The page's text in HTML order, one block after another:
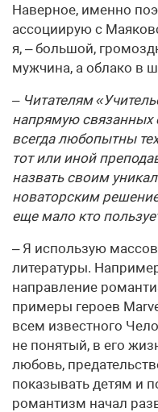
Наверное, именно
ассоциирую с
я, – большой,
мужчина, а облако в
– Читателям
напрямую связанных
всегда любопытны
тот или иной
назвать своим
новаторским
еще мало кто
– Я использую
литературы.
направление
примеры героев
всем известного
не понятый, в его
любовь,
показывать детям и
романтизм начал